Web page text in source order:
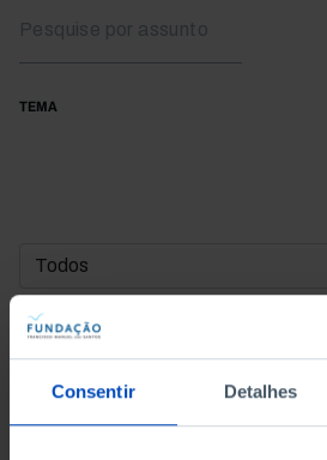
Consentir Detalhes
TEMA
DATA DE INÍCIO
DATA DE FIM